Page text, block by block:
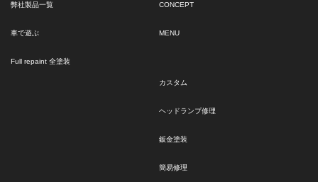
弊社製品一覧
車で遊ぶ
Full repaint 全塗装
CONCEPT
MENU
カスタム
ヘッドランプ修理
鈑金塗装
簡易修理